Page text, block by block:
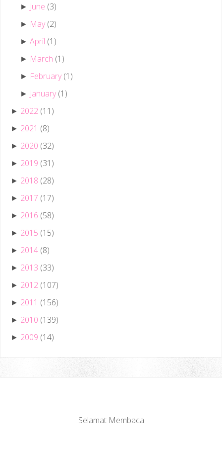
► June (3)
► May (2)
►April (1)
► March (1)
► February (1)
► January (1)
► 2022 (11)
► 2021 (8)
► 2020 (32)
► 2019 (31)
► 2018 (28)
► 2017 (17)
► 2016 (58)
► 2015 (15)
► 2014 (8)
► 2013 (33)
► 2012 (107)
► 2011 (156)
► 2010 (139)
► 2009 (14)
Selamat Membaca